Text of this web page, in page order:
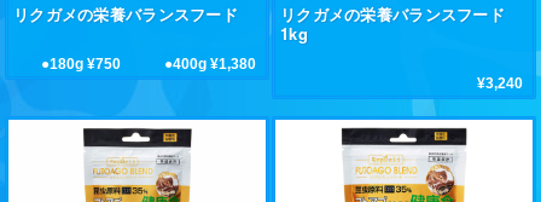
リクガメの栄養バランスフード
●180g ¥750 ●400g ¥1,380
リクガメの栄養バランスフード
1kg
¥3,240